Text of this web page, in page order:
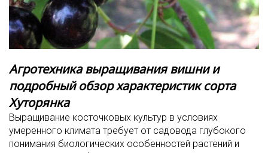
Агротехника выращивания вишни и
подробный обзор характеристик сорта
Хуторянка
Выращивание косточковых культур в условиях
умеренного климата требует от садовода глубокого
понимания биологических особенностей растений и